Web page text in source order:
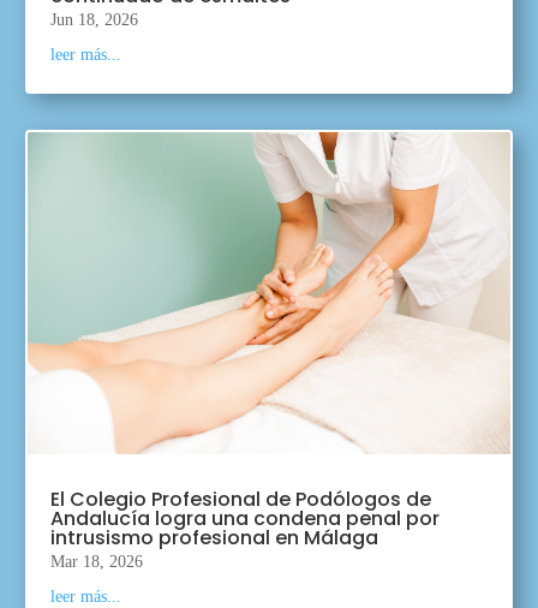
Jun 18, 2026
leer más...
El Colegio Profesional de Podólogos de
Andalucía logra una condena penal por
intrusismo profesional en Málaga
Mar 18, 2026
leer más...